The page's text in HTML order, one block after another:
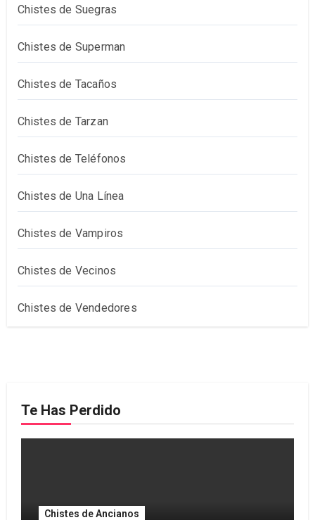
Chistes de Suegras
Chistes de Superman
Chistes de Tacaños
Chistes de Tarzan
Chistes de Teléfonos
Chistes de Una Línea
Chistes de Vampiros
Chistes de Vecinos
Chistes de Vendedores
Te Has Perdido
Chistes de Ancianos